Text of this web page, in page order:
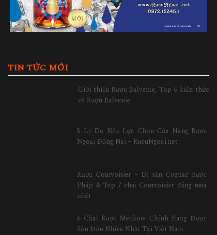
TIN TỨC MỚI
Giới thiệu Rượu Balvenie, Top 6 kiến thức
về Rượu Balvenie
5 Lý Do Nên Lựa Chọn Cửa Hàng Rượu
Ngoại Đồng Nai – RuouNgoai.net
Rượu Courvoisier – Di sản Cognac nước
Pháp & Top 7 chai Courvoisier đáng mua
nhất
6 Chai Rượu Meukow Chính Hãng Được
Săn Đón Nhiều Nhất Tại Việt Nam